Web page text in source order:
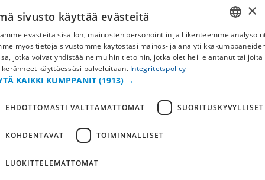
Lisää meistä
Yritystiedot
FI
×
sivusto käyttää evästeitä
evästeitä sisällön, mainosten personointiin ja liikenteemme
myös tietoja sivustomme käytöstäsi mainos- ja
jotka voivat yhdistää ne muihin tietoihin, jotka olet heille antanut tai joita
keränneet käyttäessäsi palveluitaan. Integritetspolicy
KAIKKI KUMPPANIT (1913) →
EHDOTTOMASTI VÄLTTÄMÄTTÖMÄT SUORITUSKYVYLLISET
KOHDENTAVAT TOIMINNALLISET
LUOKITTELEMATTOMAT